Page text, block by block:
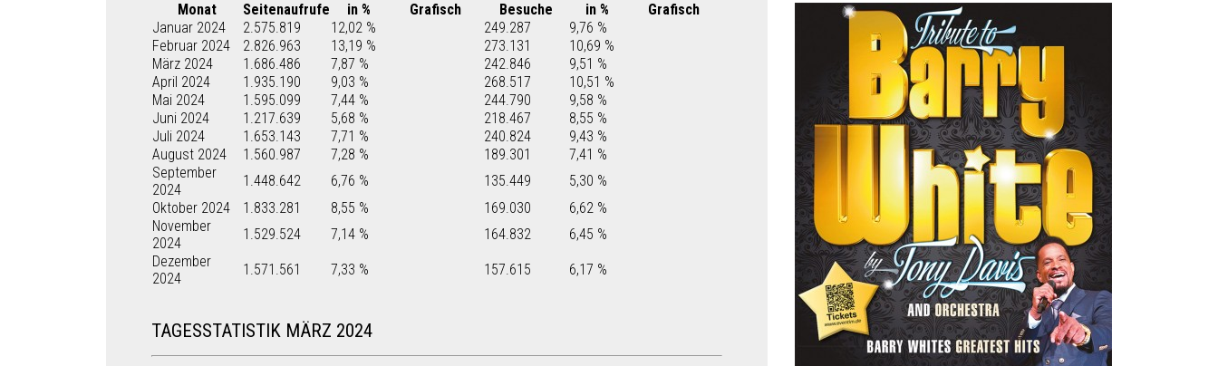
Monat Seitenaufrufe in % Grafisch Besuche in %
Grafisch
Januar 2024
2.575.819 12,02 % 249.287
9,76 %
Februar 2024
2.826.963 13,19 % 273.131
10,69 %
März 2024
1.686.486 7,87 % 242.846
9,51 %
April 2024
1.935.190 9,03 % 268.517
10,51 %
Mai 2024
1.595.099 7,44 % 244.790
9,58 %
Juni 2024
1.217.639 5,68 % 218.467
8,55 %
Juli 2024
1.653.143 7,71 % 240.824
9,43 %
August 2024
1.560.987 7,28 % 189.301
7,41 %
September
2024
1.448.642 6,76 % 135.449
5,30 %
Oktober 2024
1.833.281 8,55 % 169.030
6,62 %
November
2024
1.529.524 7,14 % 164.832
6,45 %
Dezember
2024
1.571.561 7,33 % 157.615 6,17 %
TAGESSTATISTIK MÄRZ 2024